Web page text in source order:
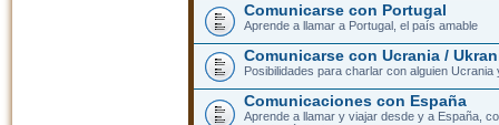
Comunicarse con Portugal
Aprende a llamar a Portugal, el país amable
Comunicarse con Ucrania /
Posibilidades para charlar con alguien Ucrania
Comunicaciones con España
Aprende a llamar y viajar desde y a España,